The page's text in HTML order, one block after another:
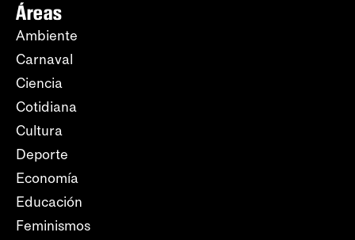
Áreas
Ambiente
Carnaval
Ciencia
Cotidiana
Cultura
Deporte
Economía
Educación
Feminismos